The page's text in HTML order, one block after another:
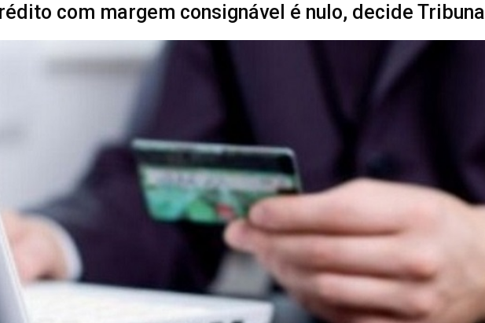
com margem consignável é nulo, decide Tribunal